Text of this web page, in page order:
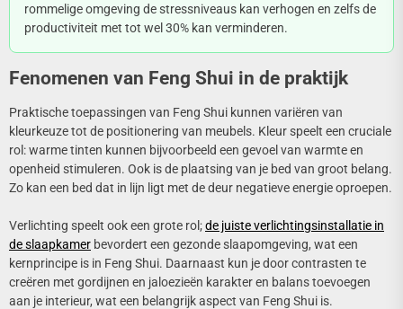
rommelige omgeving de stressniveaus kan verhogen en zelfs de
productiviteit met tot wel 30% kan verminderen.
Fenomenen van Feng Shui in de praktijk
Praktische toepassingen van Feng Shui kunnen variëren van
kleurkeuze tot de positionering van meubels. Kleur speelt een cruciale
rol: warme tinten kunnen bijvoorbeeld een gevoel van warmte en
openheid stimuleren. Ook is de plaatsing van je bed van groot belang.
Zo kan een bed dat in lijn ligt met de deur negatieve energie oproepen.
Verlichting speelt ook een grote rol;de juiste verlichtingsinstallatie in
de slaapkamer bevordert een gezonde slaapomgeving, wat een
kernprincipe is in Feng Shui. Daarnaast kun je door contrasten te
creëren met gordijnen en jaloezieën karakter en balans toevoegen
aan je interieur, wat een belangrijk aspect van Feng Shui is.